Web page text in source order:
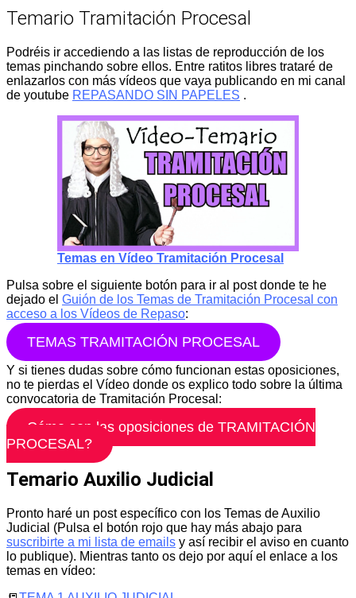
Temario Tramitación Procesal
Podréis ir accediendo a las listas de reproducción de los
temas pinchando sobre ellos. Entre ratitos libres trataré de
enlazarlos con más vídeos que vaya publicando en mi canal
de youtube REPASANDO SIN PAPELES .
Temas en Vídeo Tramitación Procesal
Pulsa sobre el siguiente botón para ir al post donde te he
dejado el Guión de los Temas de Tramitación Procesal con
acceso a los Vídeos de Repaso:
TEMAS TRAMITACIÓN PROCESAL
Y si tienes dudas sobre cómo funcionan estas oposiciones,
no te pierdas el Vídeo donde os explico todo sobre la última
convocatoria de Tramitación Procesal:
Cómo son las oposiciones de TRAMITACIÓN
PROCESAL?
Temario Auxilio Judicial
Pronto haré un post específico con los Temas de Auxilio
Judicial (Pulsa el botón rojo que hay más abajo para
suscribirte a mi lista de emails y así recibir el aviso en cuanto
lo publique). Mientras tanto os dejo por aquí el enlace a los
temas en vídeo: